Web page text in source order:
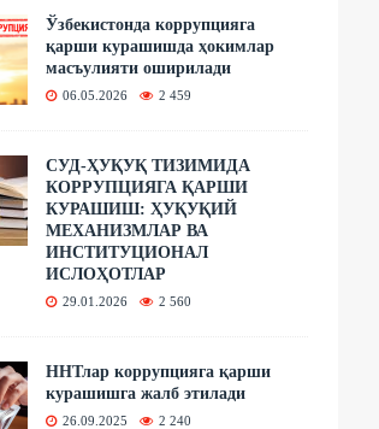
Ўзбекистонда коррупцияга
қарши курашишда ҳокимлар
масъулияти оширилади
06.05.2026 2 459
СУД-ҲУҚУҚ ТИЗИМИДА
КОРРУПЦИЯГА ҚАРШИ
КУРАШИШ: ҲУҚУҚИЙ
МЕХАНИЗМЛАР ВА
ИНСТИТУЦИОНАЛ
ИСЛОҲОТЛАР
29.01.2026 2 560
ННТлар коррупцияга қарши
курашишга жалб этилади
26.09.2025 2 240